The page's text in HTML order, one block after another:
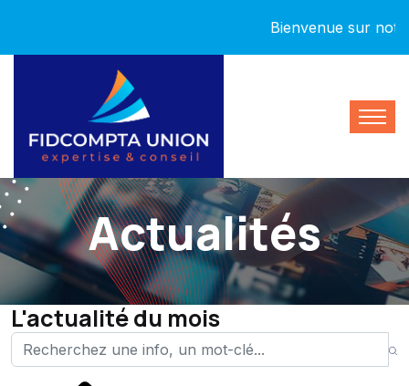
Bienvenue sur notre
Actualités
L'actualité du mois